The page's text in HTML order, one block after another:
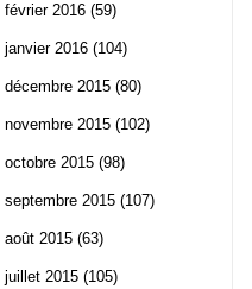
février 2016 (59)
janvier 2016 (104)
décembre 2015 (80)
novembre 2015 (102)
octobre 2015 (98)
septembre 2015 (107)
août 2015 (63)
juillet 2015 (105)